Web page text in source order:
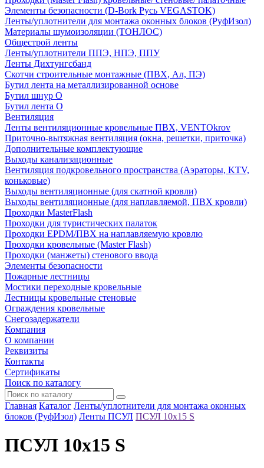
Элементы безопасности (D-Bork Русь VEGASTOK)
Ленты/уплотнители для монтажа оконных блоков (РуфИзол)
Материалы шумоизоляции (TОНЛОС)
Общестрой ленты
Ленты/уплотнители ППЭ, НПЭ, ППУ
Ленты Дихтунгсбанд
Скотчи строительные монтажные (ПВХ, Ал, ПЭ)
Бутил лента на металлизированной основе
Бутил шнур О
Бутил лента О
Вентиляция
Ленты вентиляционные кровельные ПВХ, VENTOkrov
Приточно-вытяжная вентиляция (окна, решетки, приточка)
Дополнительные комплектующие
Выходы канализационные
Вентиляция подкровельного пространства (Аэраторы, KTV,
коньковые)
Выходы вентиляционные (для скатной кровли)
Выходы вентиляционные (для наплавляемой, ПВХ кровли)
Проходки MasterFlash
Проходки для туристических палаток
Проходки EPDM/ПВХ на наплавляемую кровлю
Проходки кровельные (Master Flash)
Проходки (манжеты) стенового ввода
Элементы безопасности
Пожарные лестницы
Мостики переходные кровельные
Лестницы кровельные стеновые
Ограждения кровельные
Снегозадержатели
Компания
О компании
Реквизиты
Контакты
Сертификаты
Поиск по каталогу
Главная Каталог Ленты/уплотнители для монтажа оконных
блоков (РуфИзол) Ленты ПСУЛ ПСУЛ 10х15 S
ПСУЛ 10х15 S